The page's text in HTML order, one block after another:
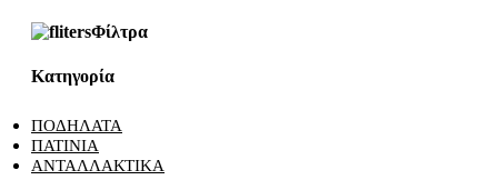
Φίλτρα
Κατηγορία
ΠΟΔΗΛΑΤΑ
ΠΑΤΙΝΙΑ
ΑΝΤΑΛΛΑΚΤΙΚΑ